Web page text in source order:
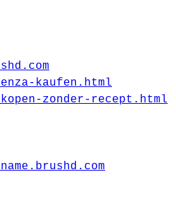
kaufen.html
zonder-recept.html